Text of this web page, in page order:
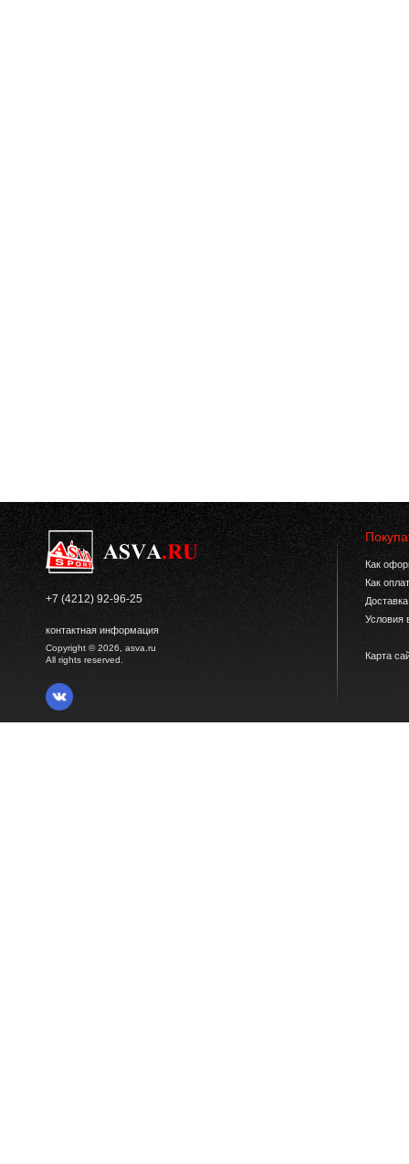
+7 (4212) 92-96-25
контактная информация
Copyright © 2026, asva.ru
All rights reserved.
Как
Как
Условия
Карта